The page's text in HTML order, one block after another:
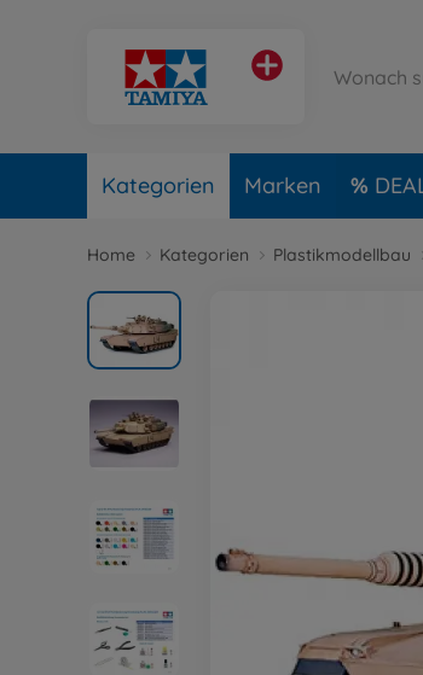
Kategorien Marken
Home Kategorien Plastikmodellbau